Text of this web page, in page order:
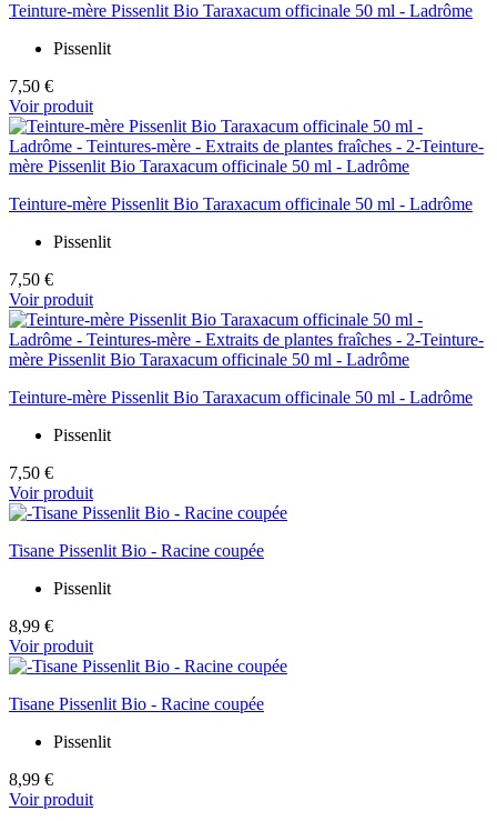
Teinture-mère Pissenlit Bio Taraxacum officinale 50 ml - Ladrôme
Pissenlit
7,50 €
Voir produit
Teinture-mère Pissenlit Bio Taraxacum officinale 50 ml - Ladrôme
Pissenlit
7,50 €
Voir produit
Teinture-mère Pissenlit Bio Taraxacum officinale 50 ml - Ladrôme
Pissenlit
7,50 €
Voir produit
Tisane Pissenlit Bio - Racine coupée
Pissenlit
8,99 €
Voir produit
Tisane Pissenlit Bio - Racine coupée
Pissenlit
8,99 €
Voir produit